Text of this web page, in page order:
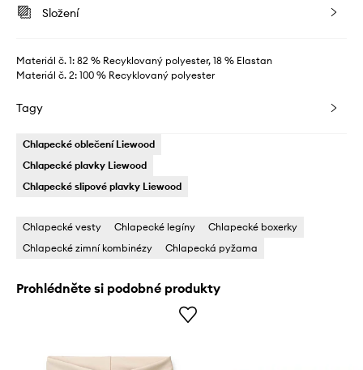
Složení
Materiál č. 1: 82 % Recyklovaný polyester, 18 % Elastan
Materiál č. 2: 100 % Recyklovaný polyester
Tagy
Chlapecké oblečení Liewood
Chlapecké plavky Liewood
Chlapecké slipové plavky Liewood
Chlapecké vesty Chlapecké legíny
Chlapecké boxerky
Chlapecké zimní kombinézy
Chlapecká pyžama
Prohlédněte si podobné produkty